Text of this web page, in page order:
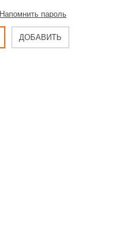
Напомнить пароль
ДОБАВИТЬ